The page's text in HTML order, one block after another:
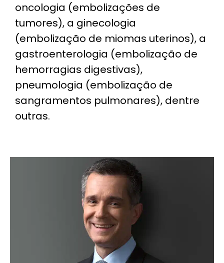
oncologia (embolizações de
tumores), a ginecologia
(embolização de miomas uterinos), a
gastroenterologia (embolização de
hemorragias digestivas),
pneumologia (embolização de
sangramentos pulmonares), dentre
outras.